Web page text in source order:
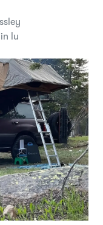
lu